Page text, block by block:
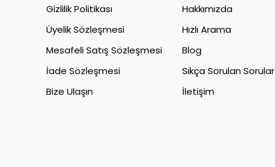
Gizlilik Politikası
Üyelik Sözleşmesi
Mesafeli Satış Sözleşmesi
İade Sözleşmesi
Bize Ulaşın
Hakkımızda
Hızlı Arama
Blog
Sıkça Sorulan Sorular
İletişim